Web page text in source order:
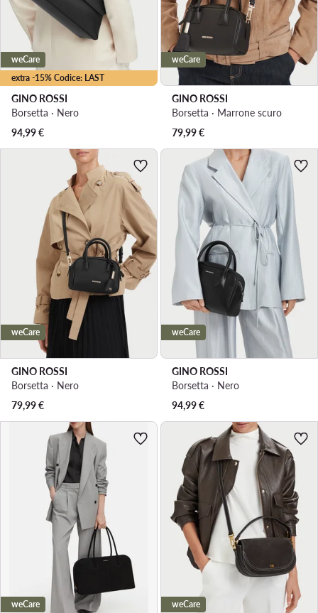
extra -15% Codice: LAST
weCare
GINO ROSSI
Borsetta · Nero
94,99€
weCare
GINO ROSSI
Borsetta · Marrone scuro
79,99€
weCare
GINO ROSSI
Borsetta · Nero
79,99€
weCare
GINO ROSSI
Borsetta · Nero
94,99€
weCare weCare